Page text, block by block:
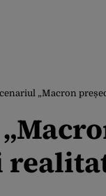
„Macron